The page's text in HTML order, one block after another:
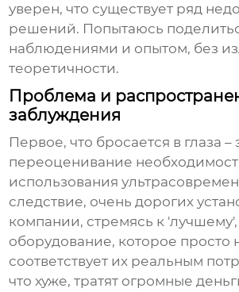
уверен, что существует ряд
решений. Попытаюсь
наблюдениями и опытом, без
теоретичности.
Проблема и
заблуждения
Первое, что бросается в глаза –
переоценивание
использования
следствие, очень дорогих
компании, стремясь к
оборудование, которое просто
соответствует их реальным
что хуже, тратят огромные